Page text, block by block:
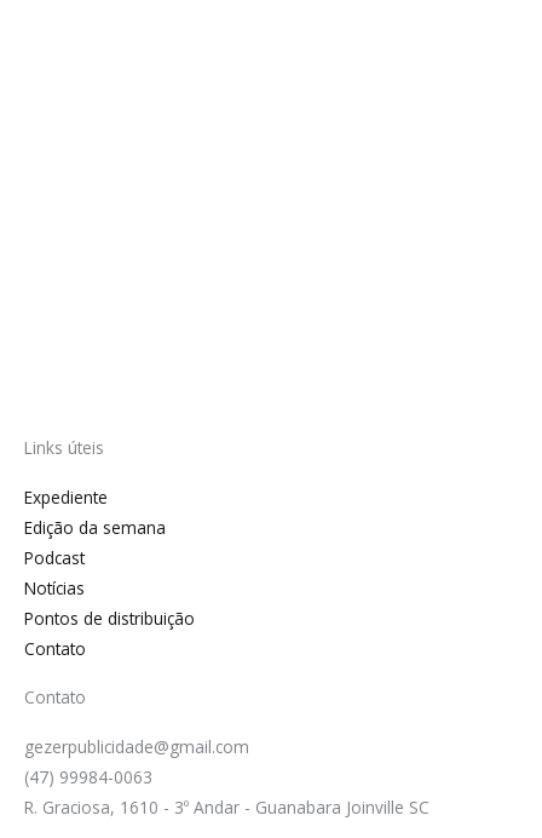
Links úteis
Expediente
Edição da semana
Podcast
Notícias
Pontos de distribuição
Contato
Contato
gezerpublicidade@gmail.com
(47) 99984-0063
R. Graciosa, 1610 - 3º Andar - Guanabara Joinville SC